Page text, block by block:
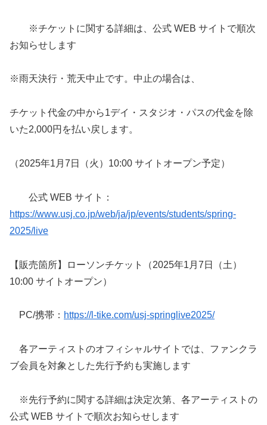
※チケットに関する詳細は、公式 WEB サイトで順次
お知らせします
※雨天決行・荒天中止です。中止の場合は、
チケット代金の中から1デイ・スタジオ・パスの代金を除
いた2,000円を払い戻します。
（2025年1月7日（火）10:00 サイトオープン予定）
公式 WEB サイト：
https://www.usj.co.jp/web/ja/jp/events/students/spring-
2025/live
【販売箇所】ローソンチケット（2025年1月7日（土）
10:00 サイトオープン）
PC/携帯： https://l-tike.com/usj-springlive2025/
各アーティストのオフィシャルサイトでは、ファンクラ
ブ会員を対象とした先行予約も実施します
※先行予約に関する詳細は決定次第、各アーティストの
公式 WEB サイトで順次お知らせします